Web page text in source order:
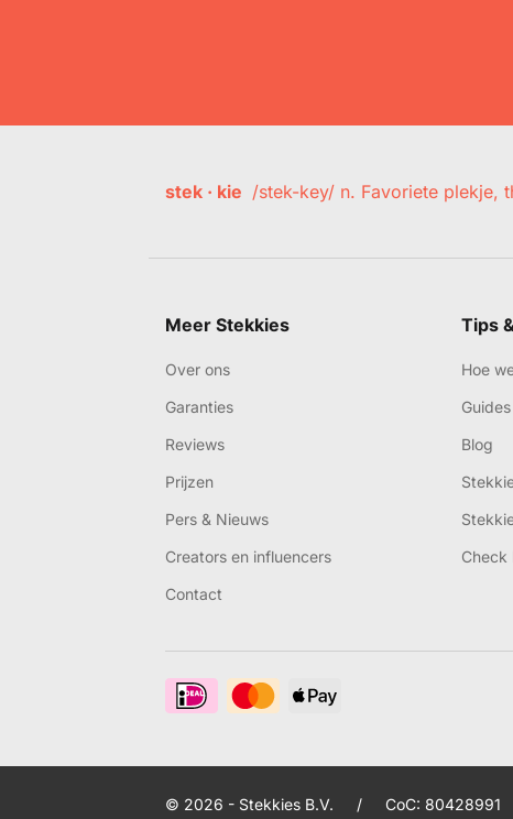
stek · kie /stek-key/ n. Favoriete plekje,
Meer Stekkies
Over ons
Garanties
Reviews
Prijzen
Pers & Nieuws
Creators en influencers
Contact
Tips
Hoe
Guides
Blog
Check
© 2026 - Stekkies B.V. / CoC: 80428991